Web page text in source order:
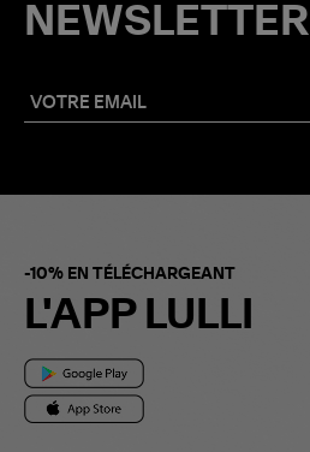
NEWSLETTER
-10% EN TÉLÉCHARGEANT
L'APP LULLI